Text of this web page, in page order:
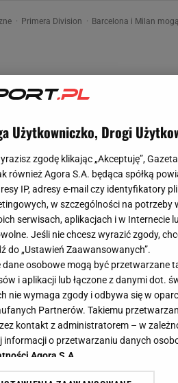
Primera Division Barcelona i Milan
Użytkowniczko, Drogi
zgodę klikając „Akceptuję”,
również Agora S.A. będąca spółką
IP, adresy e-mail czy identyfikatory
w szczególności na
serwisach, aplikacjach i w Internecie
Jeśli nie chcesz wyrazić zgody,
do „Ustawień Zaawansowanych”.
dane osobowe mogą być przetwarzane
i aplikacji lub łączone z danymi dot.
nie wymaga zgody i odbywa się w
Partnerów. Takiemu
kontakt z administratorem – w
informacji o przetwarzaniu danych
Agora S.A.